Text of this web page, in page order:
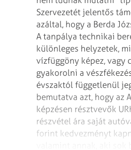
Szervezetét jelentős
azáltal, hogy a Berda
A tanpálya technikai
különleges helyzetek,
vízfüggöny képez, vagy
gyakorolni a
évszaktól függetlenül
bemutatva azt, hogy az
képzésen résztvevők
részvétel ára saját
forint kedvezményt